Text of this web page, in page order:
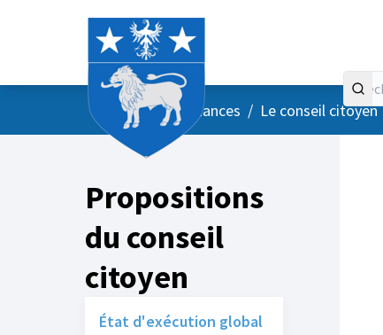
AccueilMenu principal
/ Vos instances / Le conseil citoyen
Propositions
du conseil
citoyen
État d'exécution global